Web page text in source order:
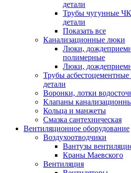
детали
Трубы чугунные
детали
Показать все
Канализационные люки
Люки,
полимерные
Люки,
Трубы
детали
Воронки, лотки
Клапаны
Кольца и манжеты
Смазка сантехническая
Вентиляционное оборудование
Воздухоотводчики
Вантузы
Краны Маевского
Вентиляция